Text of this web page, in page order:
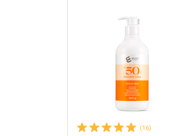
(16)